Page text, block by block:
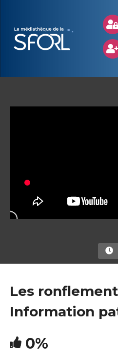
Les
Information
0%